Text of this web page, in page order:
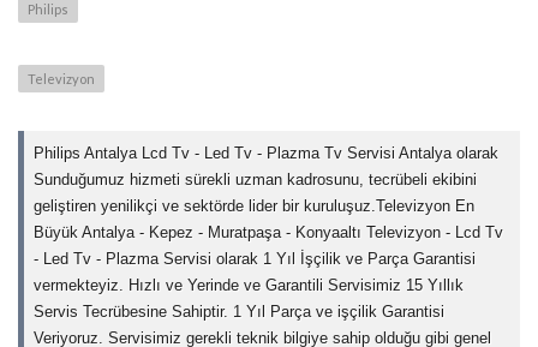
Philips
Televizyon
Philips Antalya Lcd Tv - Led Tv - Plazma Tv Servisi Antalya olarak
Sunduğumuz hizmeti sürekli uzman kadrosunu, tecrübeli ekibini
geliştiren yenilikçi ve sektörde lider bir kuruluşuz.Televizyon En
Büyük Antalya - Kepez - Muratpaşa - Konyaaltı Televizyon - Lcd Tv
- Led Tv - Plazma Servisi olarak 1 Yıl İşçilik ve Parça Garantisi
vermekteyiz. Hızlı ve Yerinde ve Garantili Servisimiz 15 Yıllık
Servis Tecrübesine Sahiptir. 1 Yıl Parça ve işçilik Garantisi
Veriyoruz. Servisimiz gerekli teknik bilgiye sahip olduğu gibi genel